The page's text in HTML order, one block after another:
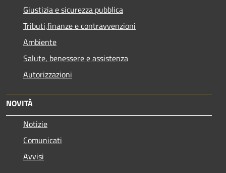
Giustizia e sicurezza pubblica
Tributi,finanze e contravvenzioni
Ambiente
Salute, benessere e assistenza
Autorizzazioni
NOVITÀ
Notizie
Comunicati
Avvisi